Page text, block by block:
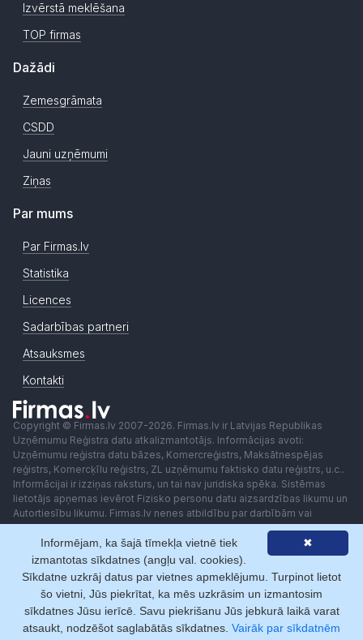
Izvērstā meklēšana
TOP firmas
Dažādi
Zemesgrāmata
CSDD
Jauni uzņēmumi
Ziņas
Par mums
Par Firmas.lv
Statistika
Licences
Sadarbības partneri
Atsauksmes
Kontakti
Copyright © Firmas.lv 2007-2026. Firmas.lv ir Latvijas Republikas
Uzņēmumu Reģistra datu atkalizmantotājs. Informācijas avoti:
Uzņēmumu reģistra datu bāzes, Komercreģistrs, Maksātnespējas
reģistrs, Komercķīlu reģistrs, ZL uzņēmumu faktisko datu reģistrs, u.c..
Informācijai ir izziņas raksturs, un tai nav juridiska spēka. Sistēmas
lietotājs apņemas ievērot Fizisko personu datu aizsardzības likumu un
Autortiesību likumu. Firmas.lv nenes atbildību par darbībām vai
lēmumiem, kas balstīti uz saņemto pakalpojumu. Lietotājam aizliegts
izmantot jebkādas automatizētas sistēmas vai iekārtas (robotus)
piekļuvei sistēmai bez rakstiskas saskaņošanas ar Firmas.lv. Galvenā
redaktore: Ingūna Pempere.
Lietošanas noteikumi
Privātuma politika Norēķini ar
✖
Informējam, ka šajā tīmekļa vietnē tiek
izmantotas sīkdatnes (angļu val. cookies).
Sīkdatne uzkrāj datus par vietnes apmeklējumu. Turpinot lietot
šo vietni, Jūs piekrītat, ka mēs uzkrāsim un izmantosim
sīkdatnes Jūsu ierīcē. Savu piekrišanu Jūs jebkurā laikā varat
atsaukt, nodzēšot saglabātās sīkdatnes. Vairāk par sīkdatnēm